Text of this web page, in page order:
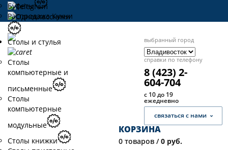
выбранный город
справки по телефону
8 (423) 2-
604-704
с 10 до 19
ежедневно
связаться с нами
КОРЗИНА
0 товаров / 0 руб.
Буфеты
Распродажа Кухни
Столы и стулья
Столы
компьютерные и
письменные
Столы
компьютерные
модульные
Столы книжки